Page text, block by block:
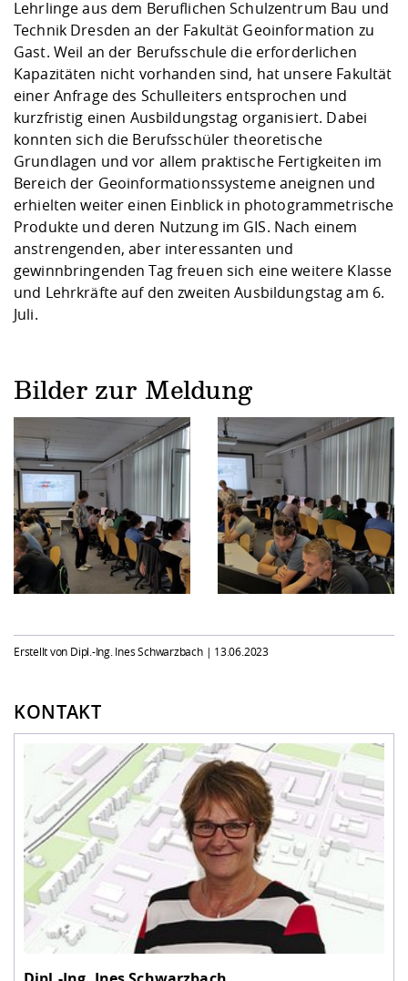
Vorbereitung
Checkliste zum
Studien- und
und Physik
Digitales Lernen
Fremdsprachen
Studieren in
Lebenslagen
Studentenwerk
Angebote der
Arbeit
Career Service
Lehren,
Weiterbilden im
Formulare und
Internationale
Formulare und
FIS -
Prototyping und
Gründung und
Kooperationen
Kontakt &
Klimaschutz &
Förderverein
Gremien und
Informatik/
Landbau/
Maschinenbau
Angebote für Unternehmen
Kontakt und Anfahrt
Qualitätssicherung
Lehrlinge aus dem Beruflichen Schulzentrum Bau und
Technik Dresden an der Fakultät Geoinformation zu
Gast. Weil an der Berufsschule die erforderlichen
Kapazitäten nicht vorhanden sind, hat unsere Fakultät
einer Anfrage des Schulleiters entsprochen und
kurzfristig einen Ausbildungstag organisiert. Dabei
konnten sich die Berufsschüler theoretische
Grundlagen und vor allem praktische Fertigkeiten im
Bereich der Geoinformationssysteme aneignen und
erhielten weiter einen Einblick in photogrammetrische
Produkte und deren Nutzung im GIS. Nach einem
anstrengenden, aber interessanten und
gewinnbringenden Tag freuen sich eine weitere Klasse
und Lehrkräfte auf den zweiten Ausbildungstag am 6.
Juli.
Bilder zur Meldung
Erstellt von Dipl.-Ing. Ines Schwarzbach | 13.06.2023
KONTAKT